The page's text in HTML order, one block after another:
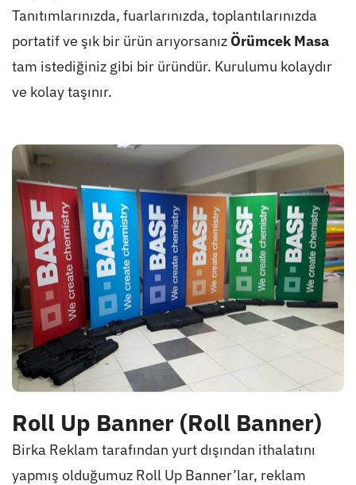
Tanıtımlarınızda, fuarlarınızda, toplantılarınızda
portatif ve şık bir ürün arıyorsanız Örümcek Masa
tam istediğiniz gibi bir üründür. Kurulumu kolaydır
ve kolay taşınır.
Roll Up Banner (Roll Banner)
Birka Reklam tarafından yurt dışından ithalatını
yapmış olduğumuz Roll Up Banner’lar, reklam